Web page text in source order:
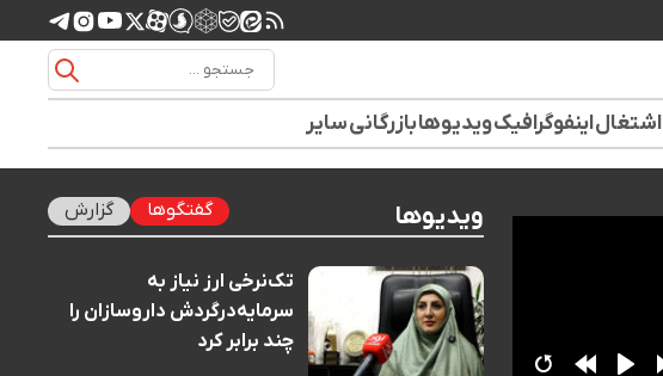
اشتغالاینفوگرافیکویدیوهابازرگانیسایر
ویدیوها گفتگوها گزارش
تک‌نرخی ارز نیاز به
سرمایه‌درگردش داروسازان را
چند برابر کرد